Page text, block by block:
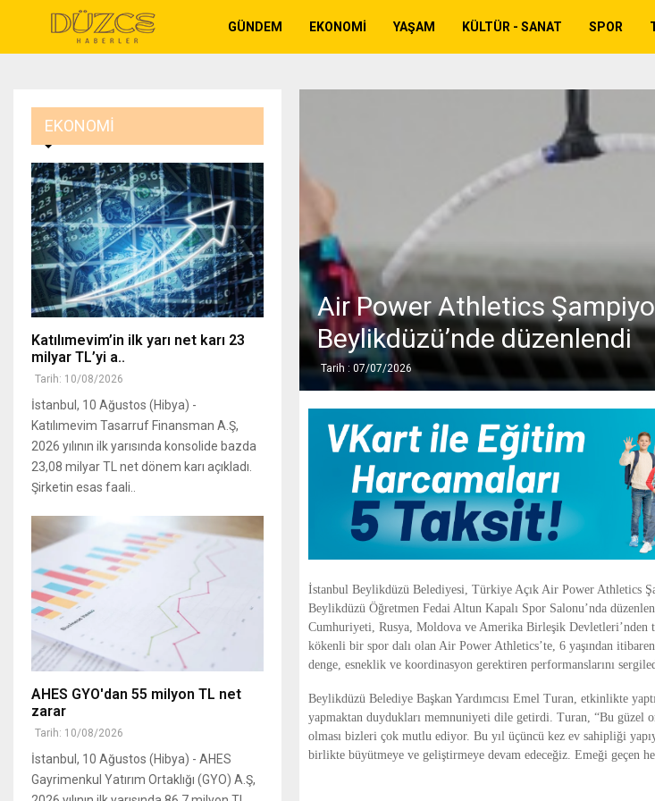
GÜNDEM EKONOMI YAŞAM KÜLTÜR - SANAT SPOR
Air Power Athletics
Beylikdüzü’nde düzenlendi
Tarih : 07/07/2026
İstanbul Beylikdüzü Belediyesi, Türkiye Açık Air Power Athletics
Beylikdüzü Öğretmen Fedai Altun Kapalı Spor Salonu’nda
Cumhuriyeti, Rusya, Moldova ve Amerika Birleşik Devletleri’nden
kökenli bir spor dalı olan Air Power Athletics’te, 6 yaşından
denge, esneklik ve koordinasyon gerektiren performanslarını
Beylikdüzü Belediye Başkan Yardımcısı Emel Turan, etkinlikte
yapmaktan duydukları memnuniyeti dile getirdi. Turan, “Bu güzel
olması bizleri çok mutlu ediyor. Bu yıl üçüncü kez ev sahipliği
birlikte büyütmeye ve geliştirmeye devam edeceğiz. Emeği geçen
EKONOMI
Katılımevim’in ilk yarı net karı 23
milyar TL’yi a..
Tarih: 10/08/2026
İstanbul, 10 Ağustos (Hibya) -
Katılımevim Tasarruf Finansman A.Ş,
2026 yılının ilk yarısında konsolide bazda
23,08 milyar TL net dönem karı açıkladı.
Şirketin esas faali..
AHES GYO'dan 55 milyon TL net
zarar
Tarih: 10/08/2026
İstanbul, 10 Ağustos (Hibya) - AHES
Gayrimenkul Yatırım Ortaklığı (GYO) A.Ş,